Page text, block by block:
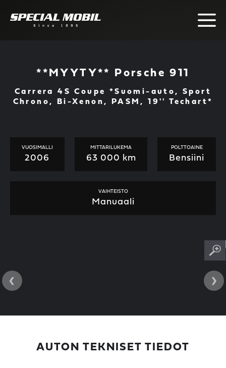
**MYYTY** Porsche 911
Carrera 4S Coupe *Suomi-auto, Sport
Chrono, Bi-Xenon, PASM, 19'' Techart*
VUOSIMALLI
2006
MITTARILUKEMA
63 000 km
POLTTOAINE
Bensiini
VAIHTEISTO
Manuaali
‹ ›
AUTON TEKNISET TIEDOT